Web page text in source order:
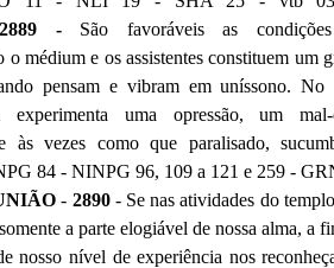
-São favoráveis as
o médium e os assistentes constituem um
pensam e vibram em uníssono. No
uma opressão, um mal-
às vezes como que paralisado,
84 - NINPG 96, 109 a 121 e 259 -
- 2890- Se nas atividades do
a parte elogiável de nossa alma, a
nosso nível de experiência nos